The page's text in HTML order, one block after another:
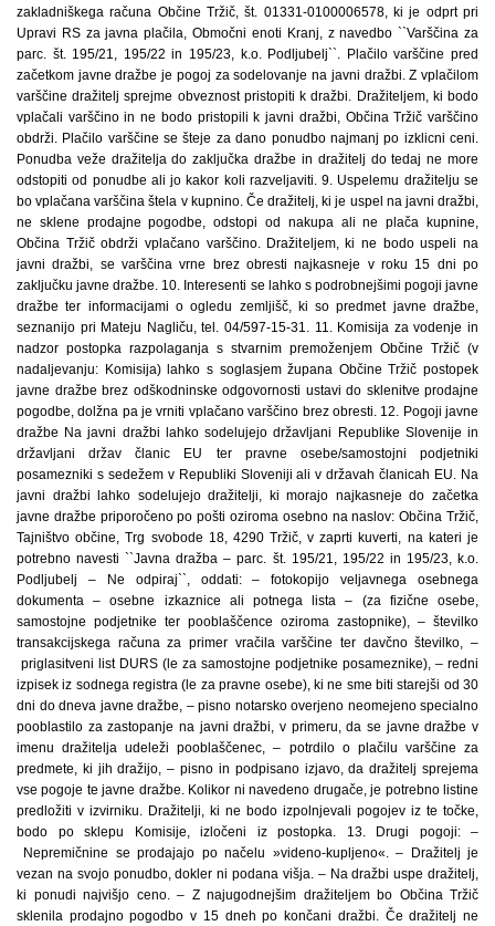
zakladniškega računa Občine Tržič, št. 01331-0100006578, ki je odprt pri
Upravi RS za javna plačila, Območni enoti Kranj, z navedbo ``Varščina za
parc. št. 195/21, 195/22 in 195/23, k.o. Podljubelj``. Plačilo varščine pred
začetkom javne dražbe je pogoj za sodelovanje na javni dražbi. Z vplačilom
varščine dražitelj sprejme obveznost pristopiti k dražbi. Dražiteljem, ki bodo
vplačali varščino in ne bodo pristopili k javni dražbi, Občina Tržič varščino
obdrži. Plačilo varščine se šteje za dano ponudbo najmanj po izklicni ceni.
Ponudba veže dražitelja do zaključka dražbe in dražitelj do tedaj ne more
odstopiti od ponudbe ali jo kakor koli razveljaviti. 9. Uspelemu dražitelju se
bo vplačana varščina štela v kupnino. Če dražitelj, ki je uspel na javni dražbi,
ne sklene prodajne pogodbe, odstopi od nakupa ali ne plača kupnine,
Občina Tržič obdrži vplačano varščino. Dražiteljem, ki ne bodo uspeli na
javni dražbi, se varščina vrne brez obresti najkasneje v roku 15 dni po
zaključku javne dražbe. 10. Interesenti se lahko s podrobnejšimi pogoji javne
dražbe ter informacijami o ogledu zemljišč, ki so predmet javne dražbe,
seznanijo pri Mateju Nagliču, tel. 04/597-15-31. 11. Komisija za vodenje in
nadzor postopka razpolaganja s stvarnim premoženjem Občine Tržič (v
nadaljevanju: Komisija) lahko s soglasjem župana Občine Tržič postopek
javne dražbe brez odškodninske odgovornosti ustavi do sklenitve prodajne
pogodbe, dolžna pa je vrniti vplačano varščino brez obresti. 12. Pogoji javne
dražbe Na javni dražbi lahko sodelujejo državljani Republike Slovenije in
državljani držav članic EU ter pravne osebe/samostojni podjetniki
posamezniki s sedežem v Republiki Sloveniji ali v državah članicah EU. Na
javni dražbi lahko sodelujejo dražitelji, ki morajo najkasneje do začetka
javne dražbe priporočeno po pošti oziroma osebno na naslov: Občina Tržič,
Tajništvo občine, Trg svobode 18, 4290 Tržič, v zaprti kuverti, na kateri je
potrebno navesti ``Javna dražba – parc. št. 195/21, 195/22 in 195/23, k.o.
Podljubelj – Ne odpiraj``, oddati: – fotokopijo veljavnega osebnega
dokumenta – osebne izkaznice ali potnega lista – (za fizične osebe,
samostojne podjetnike ter pooblaščence oziroma zastopnike), – številko
transakcijskega računa za primer vračila varščine ter davčno številko, –
priglasitveni list DURS (le za samostojne podjetnike posameznike), – redni
izpisek iz sodnega registra (le za pravne osebe), ki ne sme biti starejši od 30
dni do dneva javne dražbe, – pisno notarsko overjeno neomejeno specialno
pooblastilo za zastopanje na javni dražbi, v primeru, da se javne dražbe v
imenu dražitelja udeleži pooblaščenec, – potrdilo o plačilu varščine za
predmete, ki jih dražijo, – pisno in podpisano izjavo, da dražitelj sprejema
vse pogoje te javne dražbe. Kolikor ni navedeno drugače, je potrebno listine
predložiti v izvirniku. Dražitelji, ki ne bodo izpolnjevali pogojev iz te točke,
bodo po sklepu Komisije, izločeni iz postopka. 13. Drugi pogoji: –
Nepremičnine se prodajajo po načelu »videno-kupljeno«. – Dražitelj je
vezan na svojo ponudbo, dokler ni podana višja. – Na dražbi uspe dražitelj,
ki ponudi najvišjo ceno. – Z najugodnejšim dražiteljem bo Občina Tržič
sklenila prodajno pogodbo v 15 dneh po končani dražbi. Če dražitelj ne